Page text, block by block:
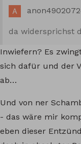
da widersprichst
Inwiefern? Es
sich dafür und der
ab…
Und von ner
- das wäre mir
eben dieser